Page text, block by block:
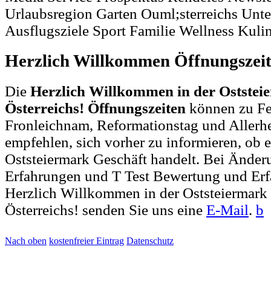
Urlaubsregion Garten Ouml;sterreichs
Ausflugsziele Sport Familie Wellness
Herzlich Willkommen
Die Herzlich Willkommen in der
Österreichs! Öffnungszeiten können zu
Fronleichnam, Reformationstag und
empfehlen, sich vorher zu informieren, ob
Oststeiermark Geschäft handelt. Bei
Erfahrungen und T Test Bewertung und
Herzlich Willkommen in der Oststeiermark
Österreichs! senden Sie uns eine E-Mail. b
Nach oben kostenfreier Eintrag Datenschutz